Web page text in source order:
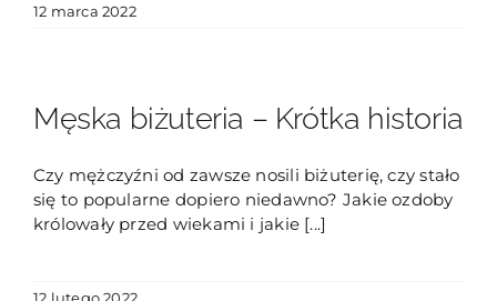
12 marca 2022
Męska biżuteria – Krótka historia
Czy mężczyźni od zawsze nosili biżuterię, czy stało
się to popularne dopiero niedawno? Jakie ozdoby
królowały przed wiekami i jakie [...]